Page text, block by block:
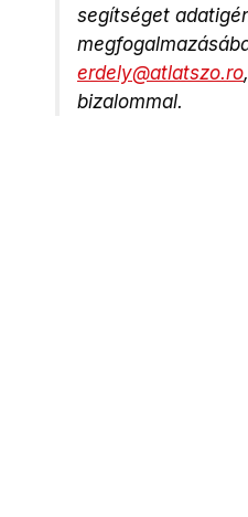
segítséget
erdely@atlatszo.ro
bizalommal.